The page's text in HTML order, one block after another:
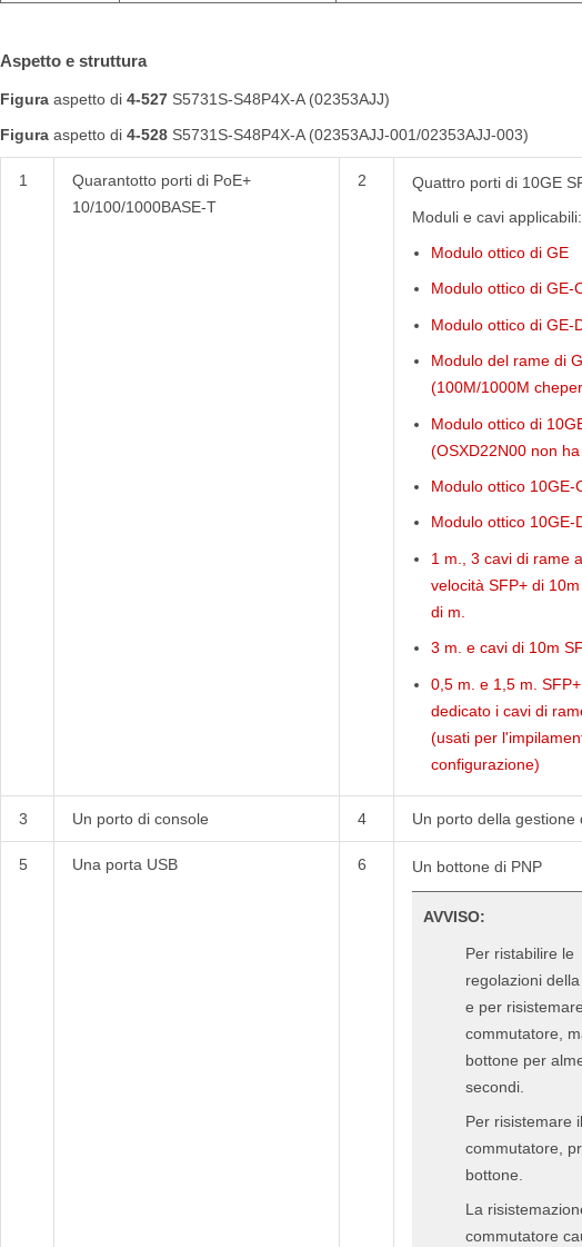
Aspetto e struttura
Figura aspetto di 4-527 S5731S-S48P4X-A (02353AJJ)
Figura aspetto di 4-528 S5731S-S48P4X-A (02353AJJ-001/02353AJJ-003)
1
Quarantotto porti di PoE+
10/100/1000BASE-T
2
Quattro porti di 10GE
Moduli e cavi applicabili:
Modulo ottico di GE
Modulo ottico di GE-
Modulo ottico di GE-
Modulo del rame di
(100M/1000M
Modulo ottico di
(OSXD22N00 non
Modulo ottico 10GE-
Modulo ottico 10GE-
1 m., 3 cavi di rame
velocità SFP+ di 10m
di m.
3 m. e cavi di 10m
0,5 m. e 1,5 m.
dedicato i cavi di
(usati per
configurazione)
3 Un porto di console 4 Un porto della gestione
5 Una porta USB 6 Un bottone di PNP
AVVISO:
Per ristabilire le
regolazioni
e per
commutatore,
bottone per
secondi.
Per risistemare il
commutatore,
bottone.
La
commutatore